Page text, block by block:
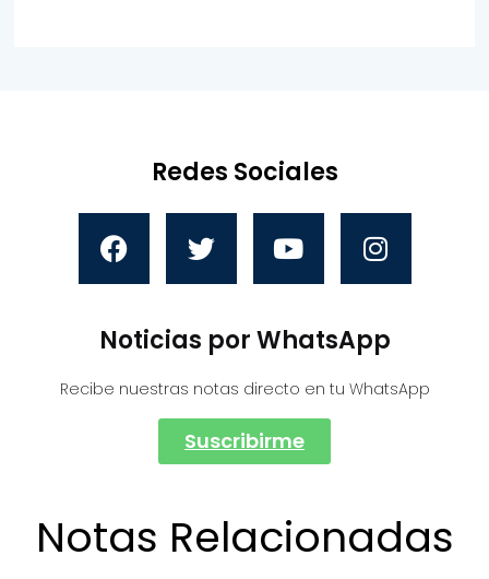
Redes Sociales
Noticias por WhatsApp
Recibe nuestras notas directo en tu WhatsApp
Suscribirme
Notas Relacionadas